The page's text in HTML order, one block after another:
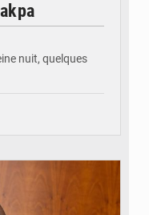
nuit, quelques